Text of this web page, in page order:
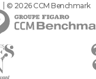
© 2026 CCM Benchmark